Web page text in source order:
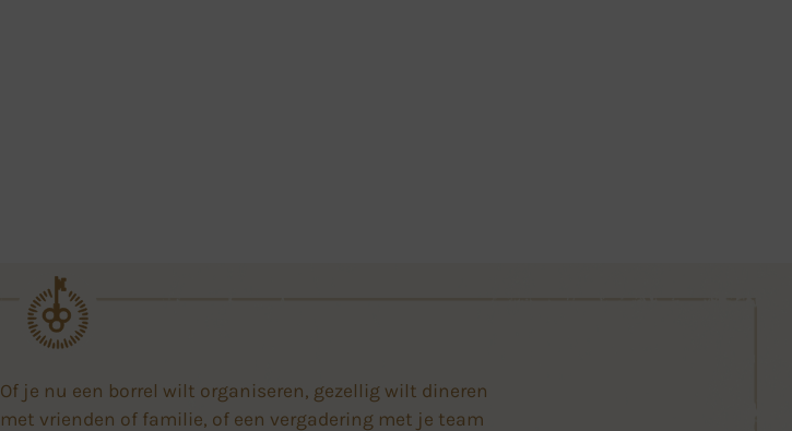
Of je nu een borrel wilt organiseren, gezellig wilt dineren
met vrienden of familie, of een vergadering met je team